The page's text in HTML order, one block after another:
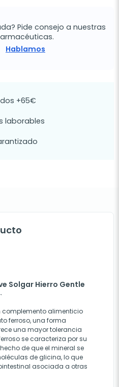
Pide consejo a nuestras
Hablamos
+65€
laborables
Solgar Hierro Gentle
complemento alimenticio
ferroso, una forma
una mayor tolerancia
se caracteriza por su
de que el mineral se
de glicina, lo que
asociada a otras